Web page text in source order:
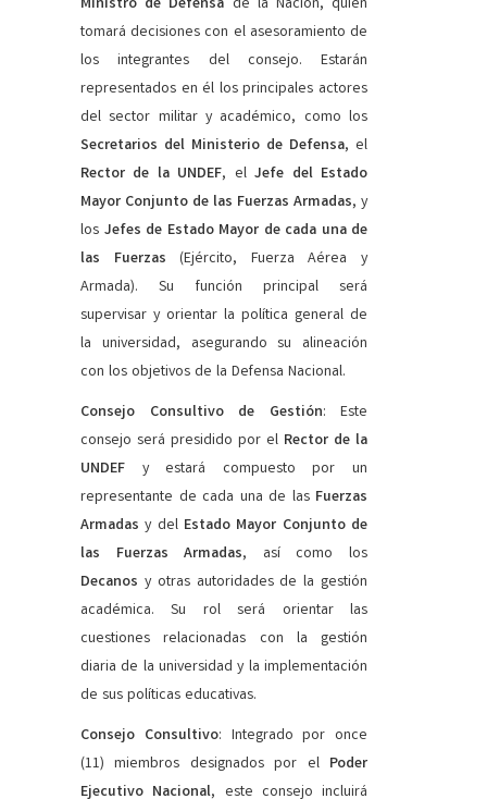
Ministro de Defensa de la Nación, quien
tomará decisiones con el asesoramiento de
los integrantes del consejo. Estarán
representados en él los principales actores
del sector militar y académico, como los
Secretarios del Ministerio de Defensa, el
Rector de la UNDEF, elJefe del Estado
Mayor Conjunto de las Fuerzas Armadas, y
los Jefes de Estado Mayor de cada una de
las Fuerzas (Ejército, Fuerza Aérea y
Armada). Su función principal será
supervisar y orientar la política general de
la universidad, asegurando su alineación
con los objetivos de la Defensa Nacional.
Consejo Consultivo de Gestión: Este
consejo será presidido por el Rector de la
UNDEF y estará compuesto por un
representante de cada una de las Fuerzas
Armadas y del Estado Mayor Conjunto de
las Fuerzas Armadas, así como los
Decanos y otras autoridades de la gestión
académica. Su rol será orientar las
cuestiones relacionadas con la gestión
diaria de la universidad y la implementación
de sus políticas educativas.
Consejo Consultivo: Integrado por once
(11) miembros designados por el Poder
Ejecutivo Nacional, este consejo incluirá